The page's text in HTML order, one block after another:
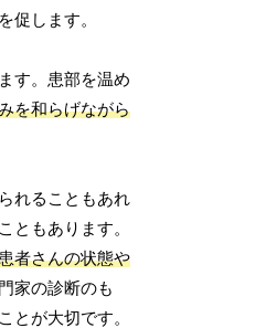
を促します。
す。患部を温め
を和らげながら
れることもあれ
ともあります。
者さんの状態や
家の診断のも
とが大切です。